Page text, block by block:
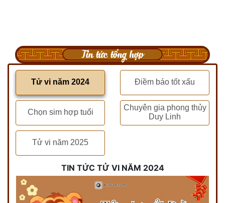
Tin tức tổng hợp
Tử vi năm 2024 Điềm báo tốt xấu
Chọn sim hợp tuổi
Chuyên gia phong thủy
Duy Linh
Tử vi năm 2025
TIN TỨC TỬ VI NĂM 2024